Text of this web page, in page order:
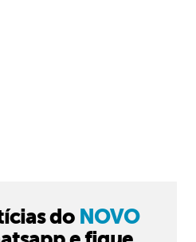
do NOVO